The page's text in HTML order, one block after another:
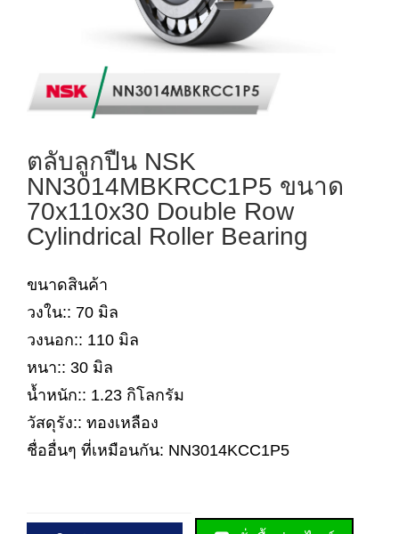
ตลับลูกปืน NSK
NN3014MBKRCC1P5 ขนาด
70x110x30 Double Row
Cylindrical Roller Bearing
ขนาดสินค้า
วงใน:: 70 มิล
วงนอก:: 110 มิล
หนา:: 30 มิล
น้ำหนัก:: 1.23 กิโลกรัม
วัสดุรัง:: ทองเหลือง
ชื่ออื่นๆ ที่เหมือนกัน: NN3014KCC1P5